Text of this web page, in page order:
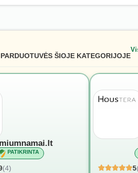
ŠIOJE KATEGORIJOJE
PATIKRINTA
(4) 5